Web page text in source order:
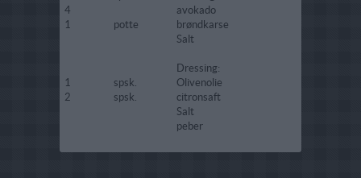
4
avokado
1
potte
brøndkarse
Salt
Dressing:
1
spsk.
Olivenolie
2
spsk.
citronsaft
Salt
peber